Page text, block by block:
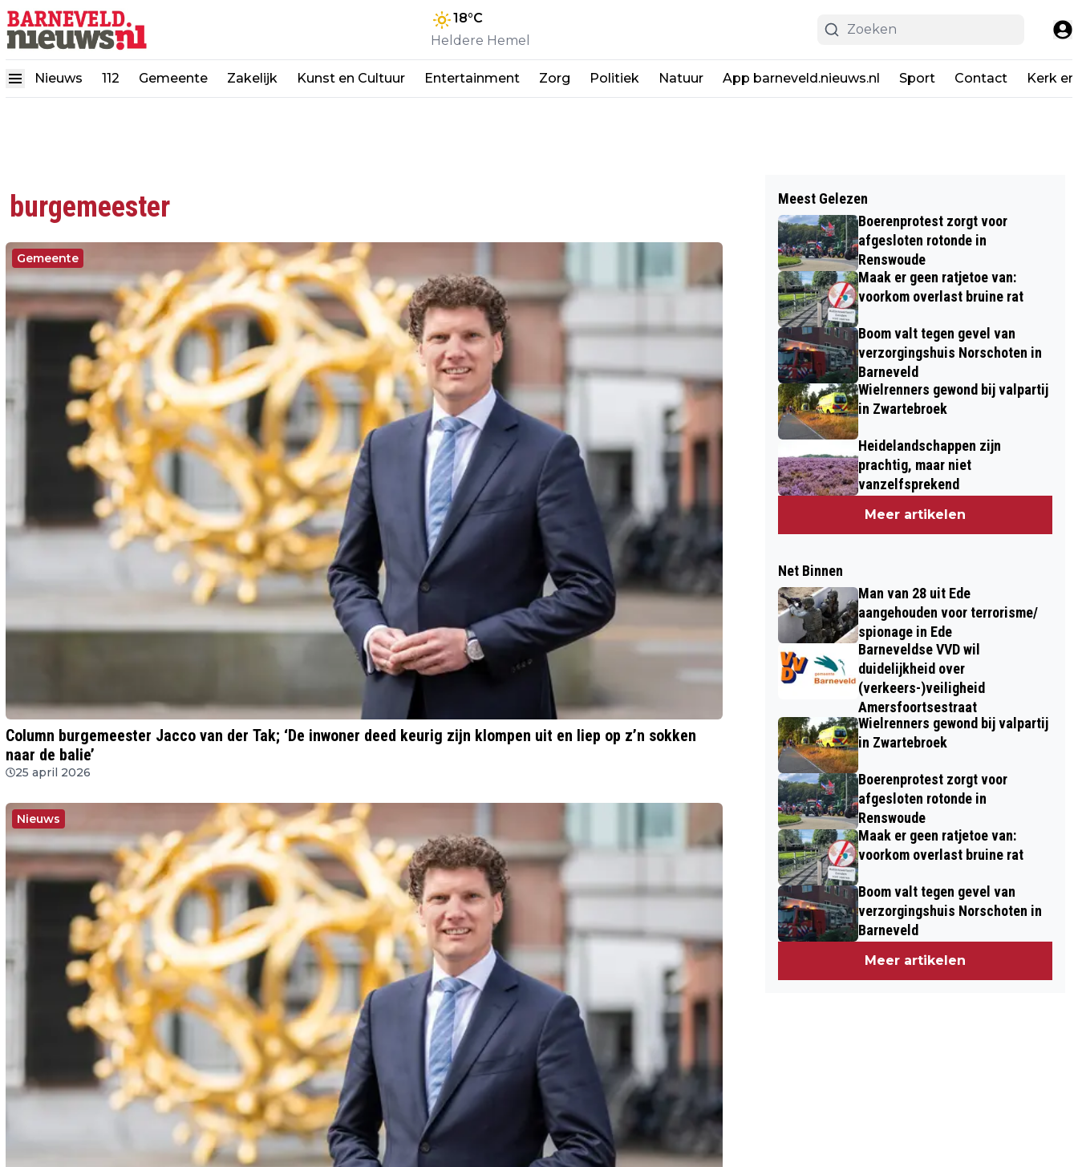
18°C
Heldere Hemel
Nieuws 112 Gemeente Zakelijk Kunst en Cultuur Entertainment Zorg Politiek Natuur App barneveld.nieuws.nl Sport Contact Kerk
burgemeester
Gemeente
Column burgemeester Jacco van der Tak; ‘De inwoner deed keurig zijn klompen uit en liep op z’n sokken
naar de balie’
25 april 2026
Nieuws
Meest Gelezen
Boerenprotest zorgt voor
afgesloten rotonde in
Renswoude
Maak er geen ratjetoe van:
voorkom overlast bruine rat
Boom valt tegen gevel van
verzorgingshuis Norschoten in
Barneveld
Wielrenners gewond bij valpartij
in Zwartebroek
Heidelandschappen zijn
prachtig, maar niet
vanzelfsprekend
Meer artikelen
Net Binnen
Man van 28 uit Ede
aangehouden voor terrorisme/
spionage in Ede
Barneveldse VVD wil
duidelijkheid over
(verkeers-)veiligheid
Amersfoortsestraat
Wielrenners gewond bij valpartij
in Zwartebroek
Boerenprotest zorgt voor
afgesloten rotonde in
Renswoude
Maak er geen ratjetoe van:
voorkom overlast bruine rat
Boom valt tegen gevel van
verzorgingshuis Norschoten in
Barneveld
Meer artikelen